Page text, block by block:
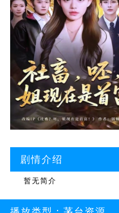
剧情介绍
暂无简介